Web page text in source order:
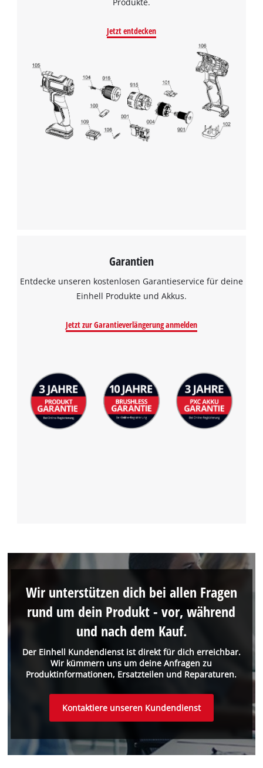
Wir benötigen deine Zustimmung, um
Google Maps laden zu können!
This content is not permitted to load due
to trackers that are not disclosed to the
Jetzt entdecken
Garantien
Entdecke unseren kostenlosen Garantieservice für deine
Einhell Produkte und Akkus.
Jetzt zur Garantieverlängerung anmelden
Der Einhell Kundendienst ist direkt für dich erreichbar.
Wir kümmern uns um deine Anfragen zu
Produktinformationen, Ersatzteilen und Reparaturen.
Wir unterstützen dich bei allen Fragen
rund um dein Produkt - vor, während
und nach dem Kauf.
Kontaktiere unseren Kundendienst